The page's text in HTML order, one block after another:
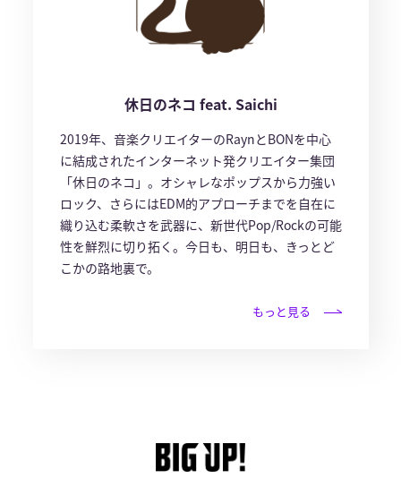
休日のネコ feat. Saichi
2019年、音楽クリエイターのRaynとBONを中心
に結成されたインターネット発クリエイター集団
「休日のネコ」。オシャレなポップスから力強い
ロック、さらにはEDM的アプローチまでを自在に
織り込む柔軟さを武器に、新世代Pop/Rockの可能
性を鮮烈に切り拓く。今日も、明日も、きっとど
こかの路地裏で。
もっと見る